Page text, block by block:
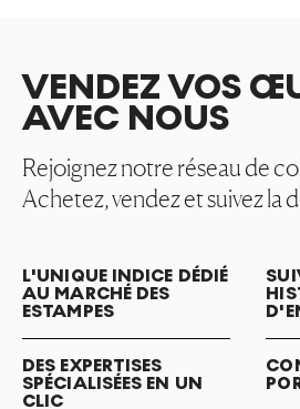
VENDEZ VOS
AVEC NOUS
Rejoignez notre réseau de
Achetez, vendez et suivez la
L'UNIQUE INDICE DÉDIÉ
AU MARCHÉ DES
ESTAMPES
DES EXPERTISES
SPÉCIALISÉES EN UN
CLIC